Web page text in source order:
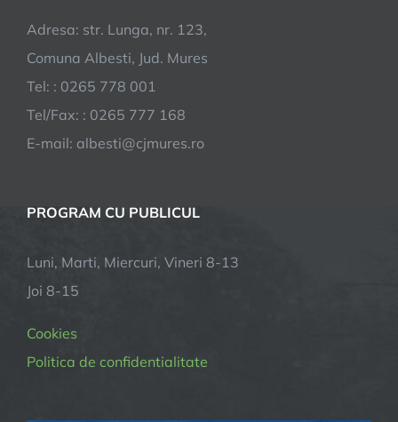
Adresa: str. Lunga, nr. 123,
Comuna Albesti, Jud. Mures
Tel: : 0265 778 001
Tel/Fax: : 0265 777 168
E-mail: albesti@cjmures.ro
PROGRAM CU PUBLICUL
Luni, Marti, Miercuri, Vineri 8-13
Joi 8-15
Cookies
Politica de confidentialitate